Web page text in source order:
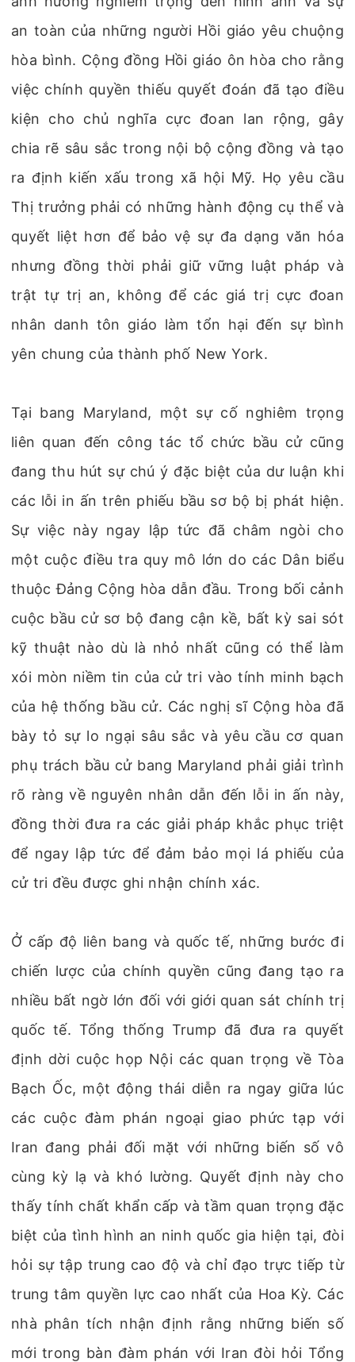
an toàn của những người Hồi giáo yêu chuộng
hòa bình. Cộng đồng Hồi giáo ôn hòa cho rằng
việc chính quyền thiếu quyết đoán đã tạo điều
kiện cho chủ nghĩa cực đoan lan rộng, gây
chia rẽ sâu sắc trong nội bộ cộng đồng và tạo
ra định kiến xấu trong xã hội Mỹ. Họ yêu cầu
Thị trưởng phải có những hành động cụ thể và
quyết liệt hơn để bảo vệ sự đa dạng văn hóa
nhưng đồng thời phải giữ vững luật pháp và
trật tự trị an, không để các giá trị cực đoan
nhân danh tôn giáo làm tổn hại đến sự bình
yên chung của thành phố New York.
Tại bang Maryland, một sự cố nghiêm trọng
liên quan đến công tác tổ chức bầu cử cũng
đang thu hút sự chú ý đặc biệt của dư luận khi
các lỗi in ấn trên phiếu bầu sơ bộ bị phát hiện.
Sự việc này ngay lập tức đã châm ngòi cho
một cuộc điều tra quy mô lớn do các Dân biểu
thuộc Đảng Cộng hòa dẫn đầu. Trong bối cảnh
cuộc bầu cử sơ bộ đang cận kề, bất kỳ sai sót
kỹ thuật nào dù là nhỏ nhất cũng có thể làm
xói mòn niềm tin của cử tri vào tính minh bạch
của hệ thống bầu cử. Các nghị sĩ Cộng hòa đã
bày tỏ sự lo ngại sâu sắc và yêu cầu cơ quan
phụ trách bầu cử bang Maryland phải giải trình
rõ ràng về nguyên nhân dẫn đến lỗi in ấn này,
đồng thời đưa ra các giải pháp khắc phục triệt
để ngay lập tức để đảm bảo mọi lá phiếu của
cử tri đều được ghi nhận chính xác.
Ở cấp độ liên bang và quốc tế, những bước đi
chiến lược của chính quyền cũng đang tạo ra
nhiều bất ngờ lớn đối với giới quan sát chính trị
quốc tế. Tổng thống Trump đã đưa ra quyết
định dời cuộc họp Nội các quan trọng về Tòa
Bạch Ốc, một động thái diễn ra ngay giữa lúc
các cuộc đàm phán ngoại giao phức tạp với
Iran đang phải đối mặt với những biến số vô
cùng kỳ lạ và khó lường. Quyết định này cho
thấy tính chất khẩn cấp và tầm quan trọng đặc
biệt của tình hình an ninh quốc gia hiện tại, đòi
hỏi sự tập trung cao độ và chỉ đạo trực tiếp từ
trung tâm quyền lực cao nhất của Hoa Kỳ. Các
nhà phân tích nhận định rằng những biến số
mới trong bàn đàm phán với Iran đòi hỏi Tổng